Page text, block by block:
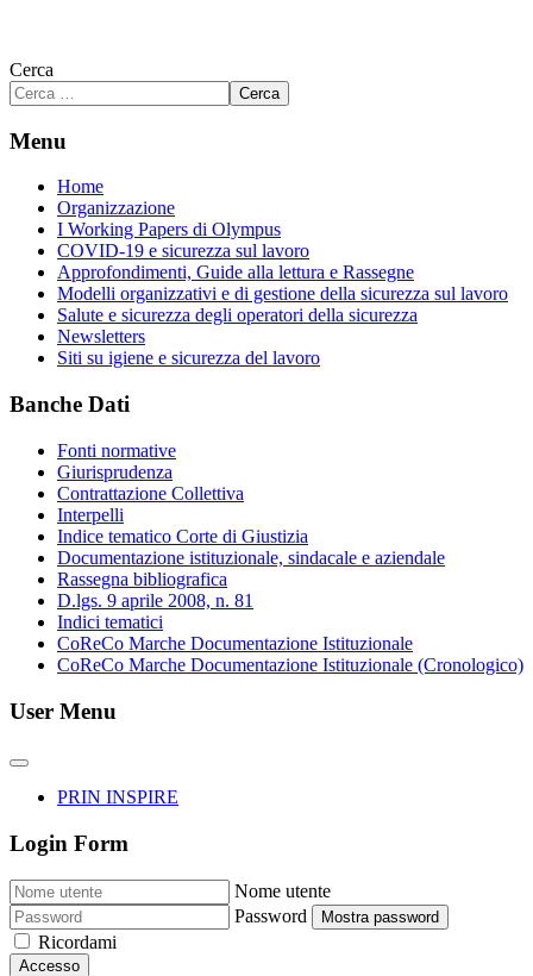
Cerca
Cerca
Menu
Home
Organizzazione
I Working Papers di Olympus
COVID-19 e sicurezza sul lavoro
Approfondimenti, Guide alla lettura e Rassegne
Modelli organizzativi e di gestione della sicurezza sul lavoro
Salute e sicurezza degli operatori della sicurezza
Newsletters
Siti su igiene e sicurezza del lavoro
Banche Dati
Fonti normative
Giurisprudenza
Contrattazione Collettiva
Interpelli
Indice tematico Corte di Giustizia
Documentazione istituzionale, sindacale e aziendale
Rassegna bibliografica
D.lgs. 9 aprile 2008, n. 81
Indici tematici
CoReCo Marche Documentazione Istituzionale
CoReCo Marche Documentazione Istituzionale (Cronologico)
User Menu
PRIN INSPIRE
Login Form
Nome utente
Password
Mostra password
Ricordami
Accesso